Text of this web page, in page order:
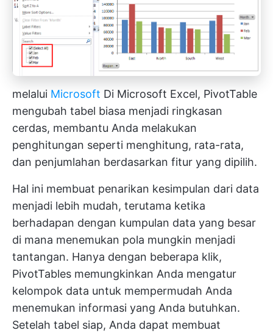
melalui Microsoft Di Microsoft Excel, PivotTable
mengubah tabel biasa menjadi ringkasan
cerdas, membantu Anda melakukan
penghitungan seperti menghitung, rata-rata,
dan penjumlahan berdasarkan fitur yang dipilih.
Hal ini membuat penarikan kesimpulan dari data
menjadi lebih mudah, terutama ketika
berhadapan dengan kumpulan data yang besar
di mana menemukan pola mungkin menjadi
tantangan. Hanya dengan beberapa klik,
PivotTables memungkinkan Anda mengatur
kelompok data untuk mempermudah Anda
menemukan informasi yang Anda butuhkan.
Setelah tabel siap, Anda dapat membuat